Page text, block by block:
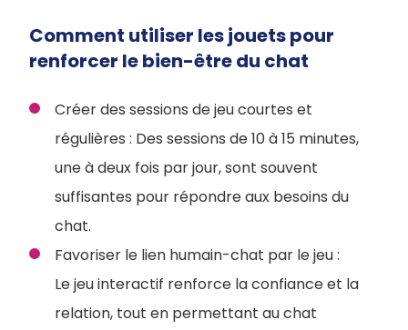
Comment utiliser les jouets pour
renforcer le bien-être du chat
Créer des sessions de jeu courtes et
régulières : Des sessions de 10 à 15 minutes,
une à deux fois par jour, sont souvent
suffisantes pour répondre aux besoins du
chat.
Favoriser le lien humain-chat par le jeu :
Le jeu interactif renforce la confiance et la
relation, tout en permettant au chat